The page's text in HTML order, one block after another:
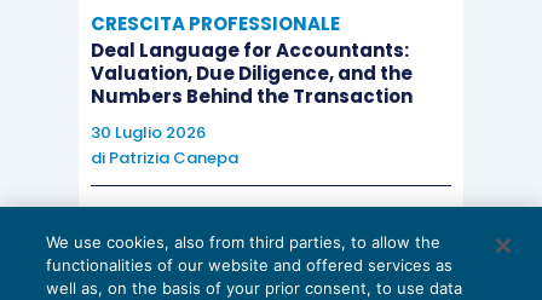
aspettando invece la cartella di pagamento per
proporre ricorso. Ricorso che ovviamente viene
considerato inammissibile, dichiarando
incidentalmente che l’atto impugnabile sarebbe
mancata definizione – atto presupposto della
cartella.
CRESCITA PROFESSIONALE
Deal Language for Accountants:
Valuation, Due Diligence, and the
Numbers Behind the Transaction
30 Luglio 2026
di Patrizia Canepa
EU AI Act e studi professionali: le
scadenze concrete
We use cookies, also from third parties, to allow the
functionalities of our website and offered services as
well as, on the basis of your prior consent, to use data